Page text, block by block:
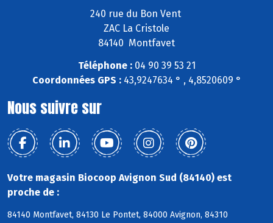
240 rue du Bon Vent
ZAC La Cristole
84140 Montfavet
Téléphone :04 90 39 53 21
Coordonnées GPS :43,9247634 ° , 4,8520609 °
Nous suivre sur
Votre magasin Biocoop Avignon Sud (84140) est
proche de :
84140 Montfavet, 84130 Le Pontet, 84000 Avignon, 84310